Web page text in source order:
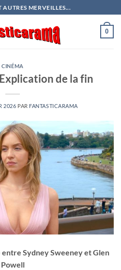
AUTRES MERVEILLES...
0
CINÉMA
de la fin
2026 PAR FANTASTICARAMA
entre Sydney Sweeney et Glen
Powell